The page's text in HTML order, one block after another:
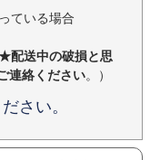
ている場合
配送中の破損と思
連絡ください。）
さい。